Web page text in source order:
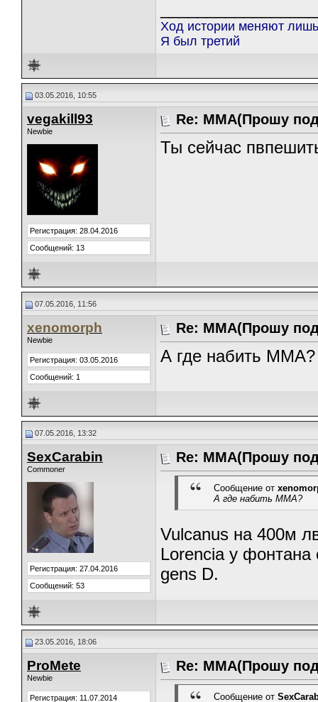
Ход истории меняют
Я был третий
03.05.2016, 10:55
vegakill93
Newbie
Регистрация: 28.04.2016
Сообщений: 13
Re: ММА(Прошу
Ты сейчас
07.05.2016, 11:56
xenomorph
Newbie
Регистрация: 03.05.2016
Сообщений: 1
Re: ММА(Прошу
А где набить ММА?
07.05.2016, 13:32
SexCarabin
Commoner
Регистрация: 27.04.2016
Сообщений: 53
Re: ММА(Прошу
Сообщение от
А где набить ММА?
Vulcanus на 400м
Lorencia у фонтана
gens D.
23.05.2016, 18:06
ProMete
Newbie
Регистрация: 11.07.2014
Re: ММА(Прошу
Сообщение от